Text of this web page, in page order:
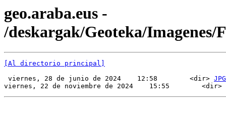
geo.araba.eus -
/deskargak/Geoteka/Imagenes/
[Al directorio principal]
viernes, 28 de junio de 2024    12:58        <dir> JPG
viernes, 22 de noviembre de 2024    15:55        <dir>